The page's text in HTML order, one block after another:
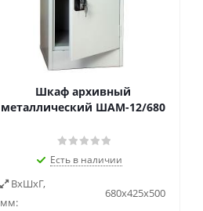
Шкаф архивный
металлический ШАМ-12/680
Есть в наличии
ВxШxГ,
мм:
680х425х500